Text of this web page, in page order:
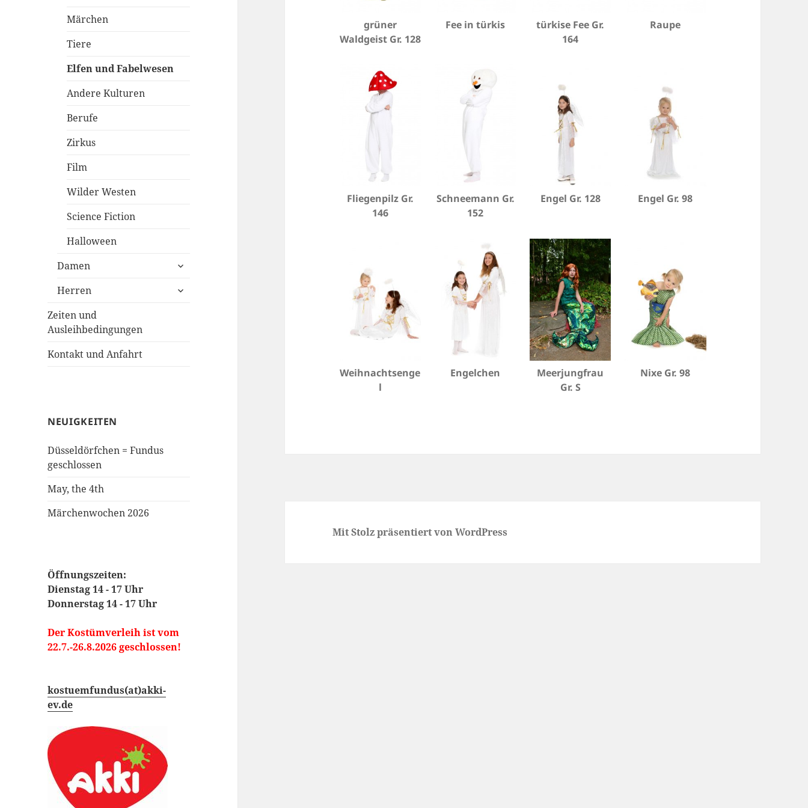
Märchen
Tiere
Elfen und Fabelwesen
Andere Kulturen
Berufe
Zirkus
Film
Wilder Westen
Science Fiction
Halloween
Damen
untermenü
Herren
untermenü
Zeiten und
Ausleihbedingungen
Kontakt und Anfahrt
NEUIGKEITEN
Düsseldörfchen = Fundus
geschlossen
May, the 4th
Märchenwochen 2026
Öffnungszeiten:
Dienstag 14 - 17 Uhr
Donnerstag 14 - 17 Uhr
Der Kostümverleih ist vom
22.7.-26.8.2026 geschlossen!
kostuemfundus(at)akki-
ev.de
grüner
Waldgeist Gr. 128
Fee in türkis
türkise Fee Gr.
164
Raupe
Fliegenpilz Gr.
146
Schneemann Gr.
152
Engel Gr. 128 Engel Gr. 98
Weihnachtsenge
l
Engelchen
Meerjungfrau
Gr. S
Nixe Gr. 98
Mit Stolz präsentiert von WordPress